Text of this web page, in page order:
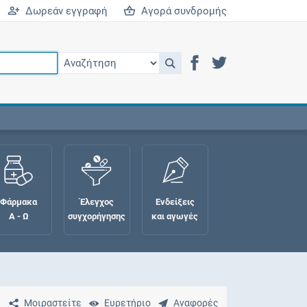
Δωρεάν εγγραφή Αγορά συνδρομής
Φάρμακα
Α - Ω
Έλεγχος
συγχορήγησης
Ενδείξεις
και αγωγές
Μοιραστείτε Ευρετήριο Αναφορές